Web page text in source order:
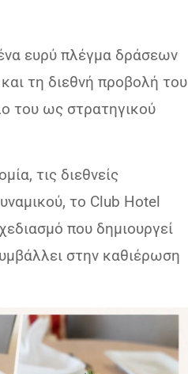
ευρύ πλέγμα δράσεων
τη διεθνή προβολή του
του ως στρατηγικού
τις διεθνείς
το Club Hotel
που δημιουργεί
στην καθιέρωση